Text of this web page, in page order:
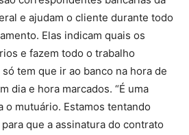
e ajudam o cliente durante todo
Elas indicam quais os
e fazem todo o trabalho
tem que ir ao banco na hora de
dia e hora marcados. “É uma
o mutuário. Estamos tentando
que a assinatura do contrato